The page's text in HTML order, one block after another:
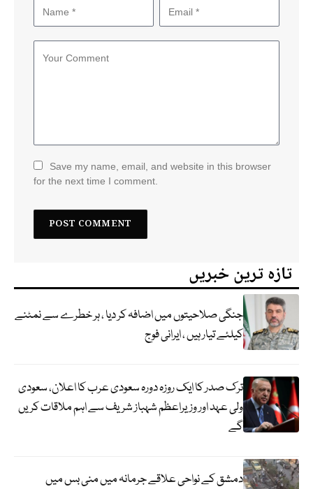
Save my name, email, and website in this browser
for the next time I comment.
تازہ ترین خبریں
جنگی صلاحیتوں میں اضافہ کر دیا ، ہر خطرے سے نمٹنے
کیلئے تیار ہیں ، ایرانی فوج
ترک صدر کا ایک روزہ دورہ سعودی عرب کا اعلان، سعودی
ولی عہد اور وزیراعظم شہباز شریف سے اہم ملاقات کریں
گے
دمشق کے نواحی علاقے جرمانہ میں منی بس میں